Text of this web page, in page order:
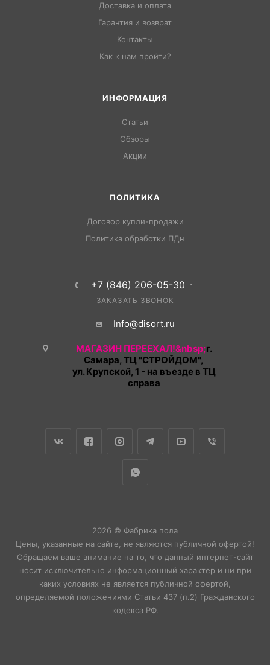
Доставка и оплата
Гарантия и возврат
Контакты
Как к нам пройти?
ИНФОРМАЦИЯ
Статьи
Обзоры
Акции
ПОЛИТИКА
Договор купли-продажи
Политика обработки ПДн
+7 (846) 206-05-30
ЗАКАЗАТЬ ЗВОНОК
Info@disort.ru
МАГАЗИН ПЕРЕЕХАЛ!&nbsp;г.
Самара, ТЦ "СТРОЙДОМ",
ул. Крупской, 1 - на въезде в ТЦ
справа
2026 © Фабрика пола
Цены, указанные на сайте, не являются публичной офертой!
Обращаем ваше внимание на то, что данный интернет-сайт
носит исключительно информационный характер и ни при
каких условиях не является публичной офертой,
определяемой положениями Статьи 437 (п.2) Гражданского
кодекса РФ.